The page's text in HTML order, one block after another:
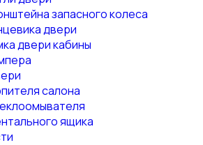
запасного колеса
двери
двери кабины
салона
ящика